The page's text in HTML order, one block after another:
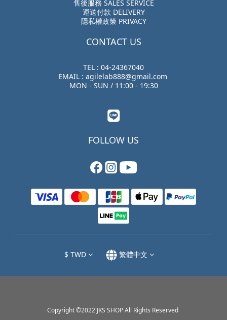
售後服務 SALES SERVICE
運送付款 DELIVERY
隱私權政策 PRIVACY
CONTACT US
TEL : 04-24367040
EMAIL : agilelab888@gmail.com
MON - SUN / 11:00 - 19:30
FOLLOW US
$ TWD 繁體中文
Copyright ©2022 JKS SHOP All Rights Reserved